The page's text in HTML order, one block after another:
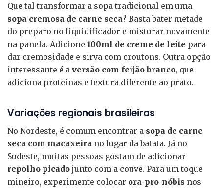
Que tal transformar a sopa tradicional em uma
sopa cremosa de carne seca? Basta bater metade
do preparo no liquidificador e misturar novamente
na panela. Adicione 100ml de creme de leite para
dar cremosidade e sirva com croutons. Outra opção
interessante é a versão com feijão branco, que
adiciona proteínas e textura diferente ao prato.
Variações regionais brasileiras
No Nordeste, é comum encontrar a sopa de carne
seca com macaxeira no lugar da batata. Já no
Sudeste, muitas pessoas gostam de adicionar
repolho picado junto com a couve. Para um toque
mineiro, experimente colocar ora-pro-nóbis nos